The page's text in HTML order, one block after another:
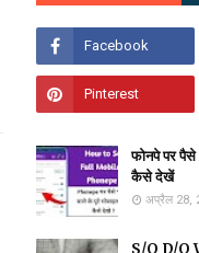
फोनपे पर
कैसे देखें
अप्रैल 28,
S/O D/O